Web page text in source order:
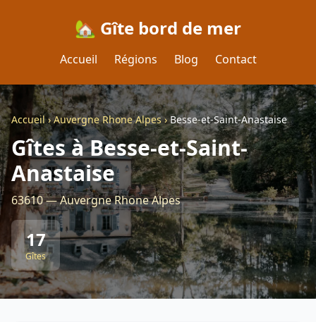
🏡 Gîte bord de mer
Accueil Régions Blog Contact
Accueil›Auvergne Rhone Alpes›Besse-et-Saint-Anastaise
Gîtes à Besse-et-Saint-
Anastaise
63610 — Auvergne Rhone Alpes
17
Gîtes